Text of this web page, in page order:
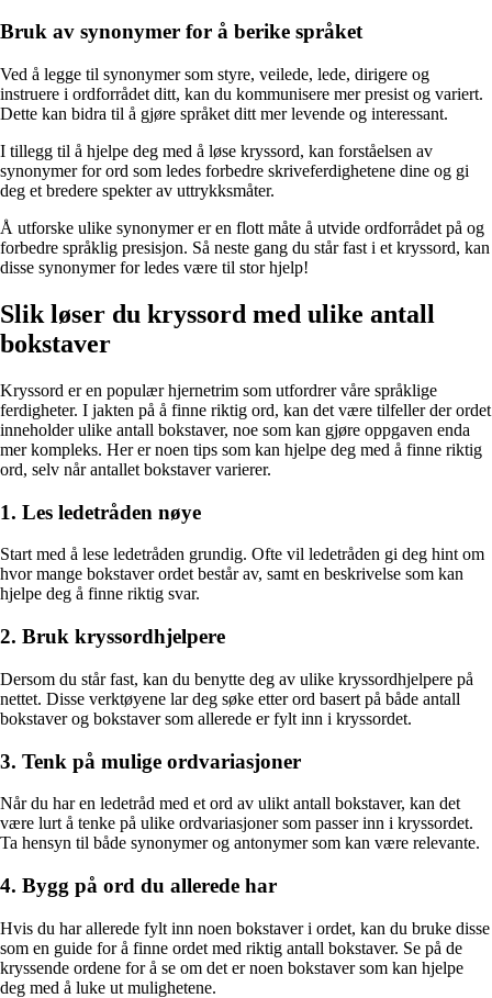
Bruk av synonymer for å berike språket
Ved å legge til synonymer som styre, veilede, lede, dirigere og
instruere i ordforrådet ditt, kan du kommunisere mer presist og variert.
Dette kan bidra til å gjøre språket ditt mer levende og interessant.
I tillegg til å hjelpe deg med å løse kryssord, kan forståelsen av
synonymer for ord som ledes forbedre skriveferdighetene dine og gi
deg et bredere spekter av uttrykksmåter.
Å utforske ulike synonymer er en flott måte å utvide ordforrådet på og
forbedre språklig presisjon. Så neste gang du står fast i et kryssord, kan
disse synonymer for ledes være til stor hjelp!
Slik løser du kryssord med ulike antall
bokstaver
Kryssord er en populær hjernetrim som utfordrer våre språklige
ferdigheter. I jakten på å finne riktig ord, kan det være tilfeller der ordet
inneholder ulike antall bokstaver, noe som kan gjøre oppgaven enda
mer kompleks. Her er noen tips som kan hjelpe deg med å finne riktig
ord, selv når antallet bokstaver varierer.
1. Les ledetråden nøye
Start med å lese ledetråden grundig. Ofte vil ledetråden gi deg hint om
hvor mange bokstaver ordet består av, samt en beskrivelse som kan
hjelpe deg å finne riktig svar.
2. Bruk kryssordhjelpere
Dersom du står fast, kan du benytte deg av ulike kryssordhjelpere på
nettet. Disse verktøyene lar deg søke etter ord basert på både antall
bokstaver og bokstaver som allerede er fylt inn i kryssordet.
3. Tenk på mulige ordvariasjoner
Når du har en ledetråd med et ord av ulikt antall bokstaver, kan det
være lurt å tenke på ulike ordvariasjoner som passer inn i kryssordet.
Ta hensyn til både synonymer og antonymer som kan være relevante.
4. Bygg på ord du allerede har
Hvis du har allerede fylt inn noen bokstaver i ordet, kan du bruke disse
som en guide for å finne ordet med riktig antall bokstaver. Se på de
kryssende ordene for å se om det er noen bokstaver som kan hjelpe
deg med å luke ut mulighetene.